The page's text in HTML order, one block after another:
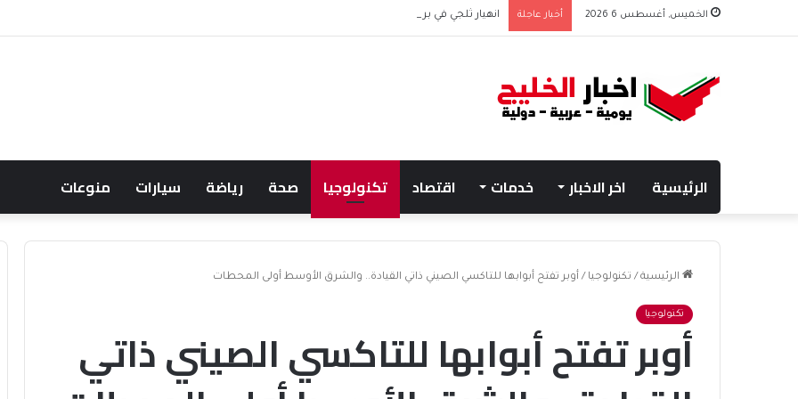
الخميس, أغسطس 6 2026 أخبار عاجلة انهيار ثلجي في برود بيك يودي بحياة نظيرة الحارثي وبورجا
الرئيسية اخر الاخبار خدمات اقتصاد تكنولوجيا صحة رياضة سيارات منوعات
الرئيسية / تكنولوجيا / أوبر تفتح أبوابها للتاكسي الصيني ذاتي القيادة.. والشرق الأوسط أولى المحطات
تكنولوجيا
أوبر تفتح أبوابها للتاكسي الصيني ذاتي